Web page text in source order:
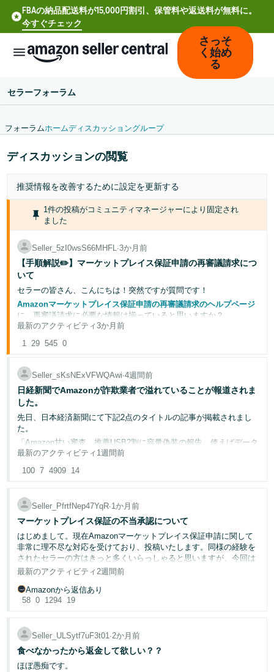
FBAの納品配送料が15,000円割引、保管料や返送料が無料に。
今すぐチェック
日
本
文
CN
Deutsch
- DE
Español
- ES
Français
- FR
Italiano
한
국
어
KR
日
語
-
JP
English
- JP
ロ
グ
イ
さ
っ
そ
く
始
め
さっそ
く始め
る
セラーフォーラム
フォーラムホームディスカッショングループ
ディスカッションの閲覧
推奨情報を改善するために設定を更新する
1件の投稿がコミュニティマネージャーにより固定され
ました
Seller_5zI0wsS66MHFL ∙3か月前
【手順解説✏️】マーケットプレイス保証申請の再審議請求につ
いて
セラーの皆さん、こんにちは！突然ですが質問です！
Amazonマーケットプレイス保証申請の再審議請求のヘルプページ
に、再審議請求に必要な情報は揃っていると思いますか？
揃っていると思う場合：
揃っていると思わない場合：
----------------------------------------------------------
マーケットプレイス保証申請について、再審議（申し立て）の手続
きに関するご質問をいただくことが増えております。本投稿では、
再審議の流れと効果的な対応方法についてご案内いたします。
アカウント健全性を維持し、ビジネスを安定的に運営していくうえ
で、この手続きを正しく理解しておくことはとても重要です。
💡マーケットプレイス保証申請とは
マーケットプレイス保証は、マーケットプレイスでの注文におい
に、購入者さまを保護する制度です。
ない場合、Amazonに申請を行うことができます。申請が行われる
と、自動的に承認されるか、Amazon調査チームによる審査が行わ
れます。
📆再審議の期限について
購入者さまの申請が承認され、出品者アカウントから金額が差し引
かれた場合、30暦日以内に再審議を申し立てることができます。
この期間内に申し立てを行わない場合、申請は確定し、注文不良率
（ODR）への影響を取り消すことができなくなります。早めの対応
をお勧めいたします。
ステップ1
イス保証申請を選択します。
ステップ2：再審議のオプションタブをクリックし、該当する申請
を探して再審議請求の裁決
最新のアクティビティ3か月前
1 29 545 0
Seller_sKsNExVFWQAwi∙4週間前
日経新聞でAmazonが詐欺業者で溢れていることが報道されま
した。
先日、日本経済新聞にて下記2点のタイトルの記事が掲載されまし
た。
「Amazon甘い審査、推薦USB2割に容量偽装の報告 使えばデータ
消失」
「〈テック社会の罠〉偽装USB、アマゾンに流通 出品審査に抜け
リンクやURLはフォーラム側から弾かれるので掲載できませんが、
是非検索して皆様に読んでいただければと思います。
最新のアクティビティ 1週間前
100 7 4909 14
Seller_PfrtfNep47YqR∙1か月前
マーケットプレイス保証の不当承認について
はじめまして。現在Amazonマーケットプレイス保証申請に関して
非常に理不尽な対応を受けており、投稿いたします。同様の経験を
されたセラーの方はきっと多くいらっしゃると思いますが、今回は
Amazonフォーラム担当者様への訴えのつもりでこちらに記載させ
【今回の経緯】
が確認できる状態でした。
にもかかわらず、購入者はお届け予定日の前日に、出品者である私
に一切連絡することなく突然マーケットプレイス保証申請を行いま
した。理由は 届いていない というものでした。Amazonマーケ
最新のアクティビティ2週間前
Amazonから返信あり
58 0 1294 19
Seller_ULSytf7uF3t01 ∙2か月前
食べなかったから返金して欲しい？？
ほぼ愚痴です。